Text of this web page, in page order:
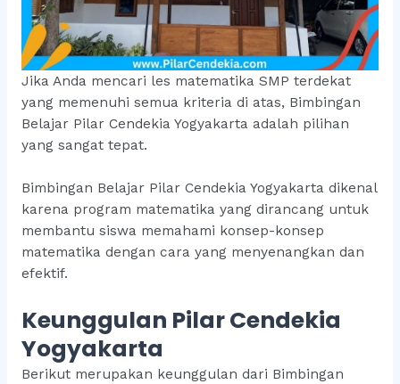
Jika Anda mencari les matematika SMP terdekat
yang memenuhi semua kriteria di atas, Bimbingan
Belajar Pilar Cendekia Yogyakarta adalah pilihan
yang sangat tepat.
Bimbingan Belajar Pilar Cendekia Yogyakarta dikenal
karena program matematika yang dirancang untuk
membantu siswa memahami konsep-konsep
matematika dengan cara yang menyenangkan dan
efektif.
Keunggulan Pilar Cendekia
Yogyakarta
Berikut merupakan keunggulan dari Bimbingan